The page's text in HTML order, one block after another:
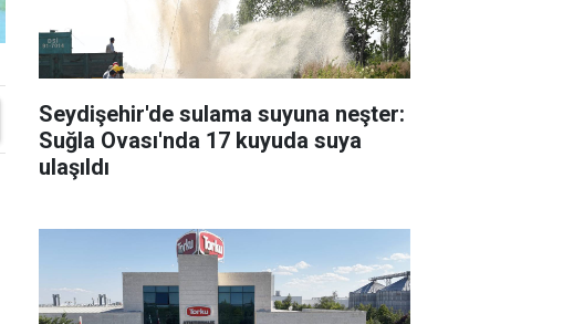
Seydişehir'de sulama suyuna neşter:
Suğla Ovası'nda 17 kuyuda suya
ulaşıldı